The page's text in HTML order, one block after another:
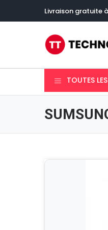
Livraison gratuite
TOUTES